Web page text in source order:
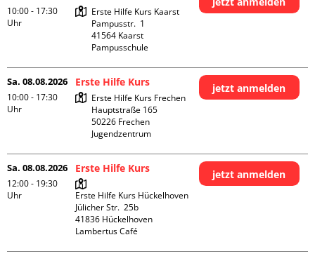
10:00 - 17:30
Uhr
Erste Hilfe Kurs Kaarst
Pampusstr.  1
41564 Kaarst
Pampusschule
Sa. 08.08.2026
10:00 - 17:30
Uhr
Erste Hilfe Kurs
Erste Hilfe Kurs Frechen
Hauptstraße 165
50226 Frechen
Jugendzentrum
jetzt anmelden
Sa. 08.08.2026
12:00 - 19:30
Uhr
Erste Hilfe Kurs
Erste Hilfe Kurs Hückelhoven
Jülicher Str.  25b
41836 Hückelhoven
Lambertus Café
jetzt anmelden